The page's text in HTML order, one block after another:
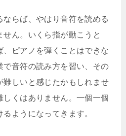
ならば、やはり音符を読める
せん。いくら指が動こうと
、ピアノを弾くことはできな
で音符の読み方を習い、その
難しいと感じたかもしれませ
くはありません。一個一個
ようになってきます。